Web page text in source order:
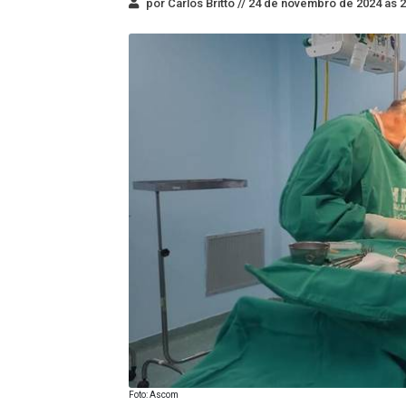
por Carlos Britto // 24 de novembro de 2024 às
Foto: Ascom